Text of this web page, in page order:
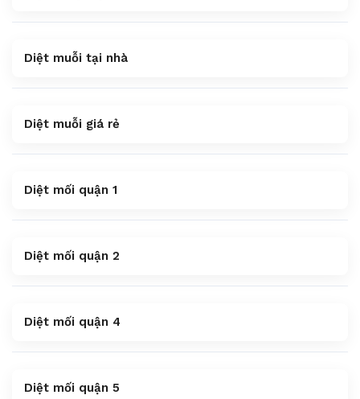
Diệt muỗi tại nhà
Diệt muỗi giá rẻ
Diệt mối quận 1
Diệt mối quận 2
Diệt mối quận 4
Diệt mối quận 5